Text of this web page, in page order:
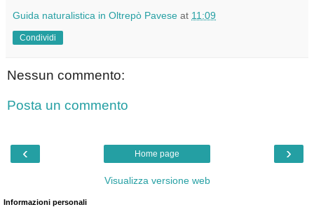
Guida naturalistica in Oltrepò Pavese at 11:09
Condividi
Nessun commento:
Posta un commento
‹ ›
Home page
Visualizza versione web
Informazioni personali